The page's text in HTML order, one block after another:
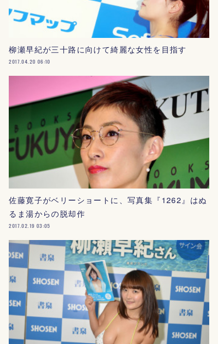
柳瀬早紀が三十路に向けて綺麗な女性を目指す
2017.04.20 06:10
佐藤寛子がベリーショートに、写真集『1262』はぬ
るま湯からの脱却作
2017.02.19 03:05